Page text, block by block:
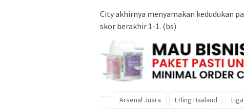
City akhirnya menyamakan kedudukan
skor berakhir 1-1. (bs)
Arsenal Juara Erling Haaland